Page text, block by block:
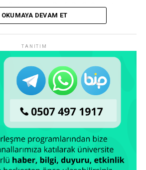
Rektörümüz Prof. Dr. R. Cüneyt
sorumlu Rektör
üniversitemizi daha yüksek bir
Eğitim ve öğretim kalitemiz buna bağlı
Denizcilik MYO’yu ülkemizin
biri haline getirmek” dedi.
Share
OKUMAYA DEVAM ET
TANITIM